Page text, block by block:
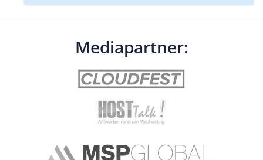
Mediapartner: